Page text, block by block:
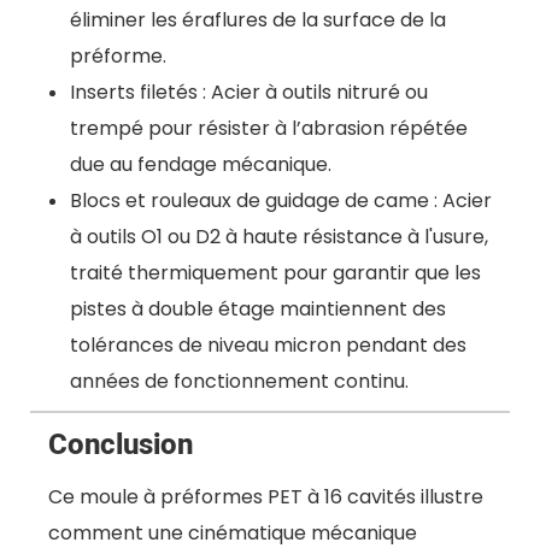
éliminer les éraflures de la surface de la
préforme.
Inserts filetés : Acier à outils nitruré ou
trempé pour résister à l’abrasion répétée
due au fendage mécanique.
Blocs et rouleaux de guidage de came : Acier
à outils O1 ou D2 à haute résistance à l'usure,
traité thermiquement pour garantir que les
pistes à double étage maintiennent des
tolérances de niveau micron pendant des
années de fonctionnement continu.
Conclusion
Ce moule à préformes PET à 16 cavités illustre
comment une cinématique mécanique